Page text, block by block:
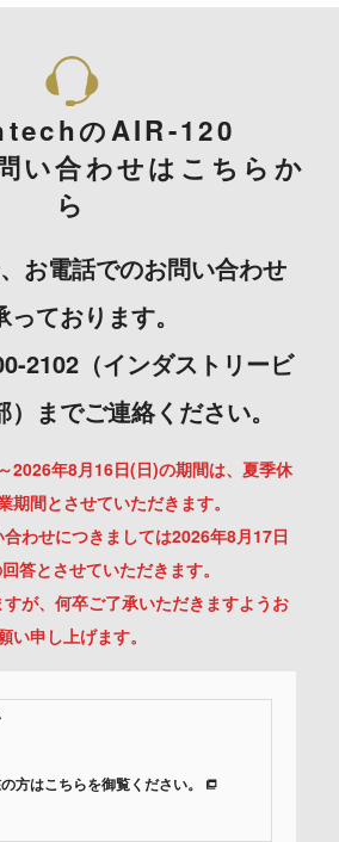
のAIR-120
い合わせはこちらか
ら
お電話でのお問い合わせ
っております。
2102（インダストリービ
までご連絡ください。
2026年8月16日(日)の期間は、夏季休
期間とさせていただきます。
わせにつきましては2026年8月17日
答とさせていただきます。
が、何卒ご了承いただきますようお
い申し上げます。
方はこちらを御覧ください。